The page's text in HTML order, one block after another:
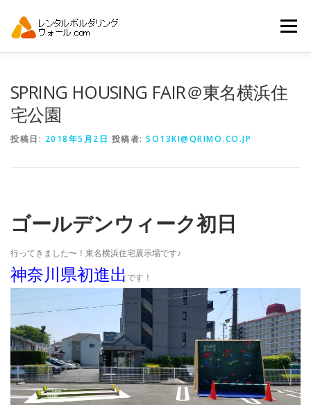
メニュー
SPRING HOUSING FAIR＠東名横浜住
宅公園
投稿日: 2018年5月2日 投稿者: SO13KI@QRIMO.CO.JP
ゴールデンウィーク初日
行ってきました〜！東名横浜住宅展示場です♪
神奈川県初進出です！